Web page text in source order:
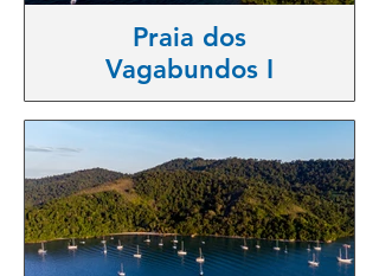
Praia dos
Vagabundos I